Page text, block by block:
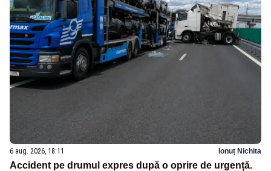
6 aug. 2026, 18:11 Ionuț Nichita
Accident pe drumul expres după o oprire de urgență.